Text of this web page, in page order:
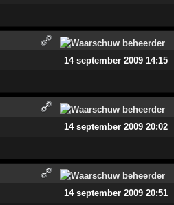
14 september 2009 14:15
14 september 2009 20:02
14 september 2009 20:51